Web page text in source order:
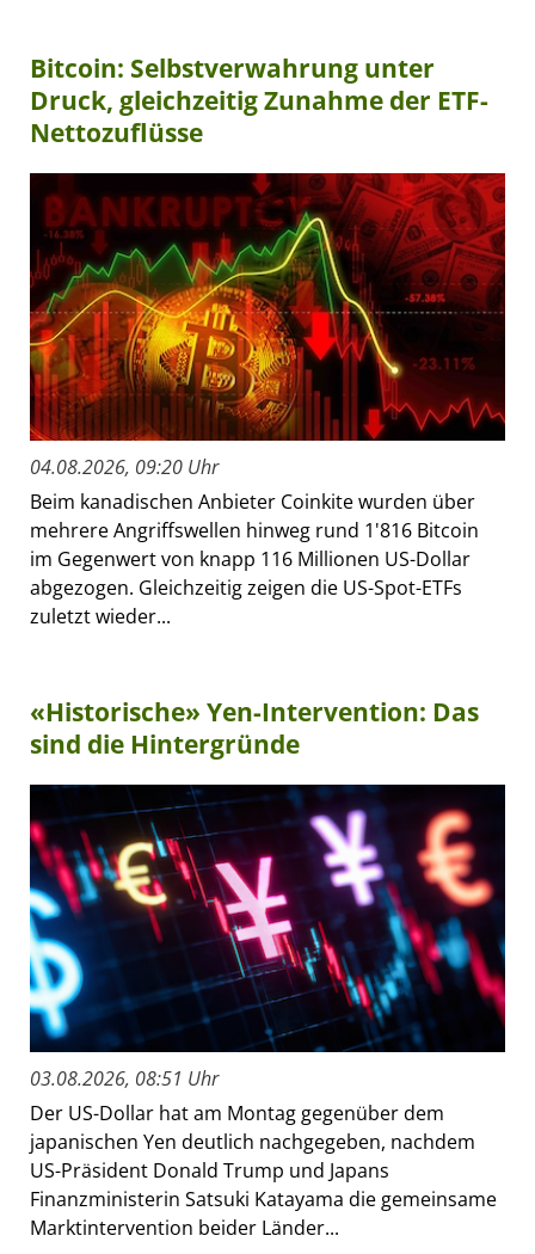
Bitcoin: Selbstverwahrung unter
Druck, gleichzeitig Zunahme der ETF-
Nettozuflüsse
04.08.2026, 09:20 Uhr
Beim kanadischen Anbieter Coinkite wurden über
mehrere Angriffswellen hinweg rund 1'816 Bitcoin
im Gegenwert von knapp 116 Millionen US-Dollar
abgezogen. Gleichzeitig zeigen die US-Spot-ETFs
zuletzt wieder...
«Historische» Yen-Intervention: Das
sind die Hintergründe
03.08.2026, 08:51 Uhr
Der US-Dollar hat am Montag gegenüber dem
japanischen Yen deutlich nachgegeben, nachdem
US-Präsident Donald Trump und Japans
Finanzministerin Satsuki Katayama die gemeinsame
Marktintervention beider Länder...